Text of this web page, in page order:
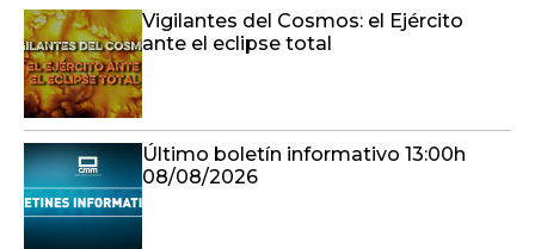
Vigilantes del Cosmos: el Ejército
ante el eclipse total
Último boletín informativo 13:00h
08/08/2026